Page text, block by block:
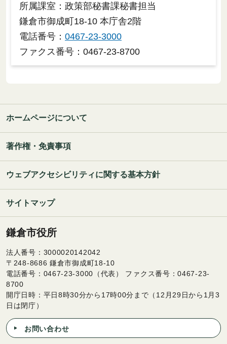
所属課室：政策部秘書課秘書担当
鎌倉市御成町18-10 本庁舎2階
電話番号： 0467-23-3000
ファクス番号：0467-23-8700
ホームページについて
著作権・免責事項
ウェブアクセシビリティに関する基本方針
サイトマップ
鎌倉市役所
法人番号：3000020142042
〒248-8686 鎌倉市御成町18-10
電話番号：0467-23-3000（代表） ファクス番号：0467-23-
8700
開庁日時：平日8時30分から17時00分まで（12月29日から1月3
日は閉庁）
お問い合わせ